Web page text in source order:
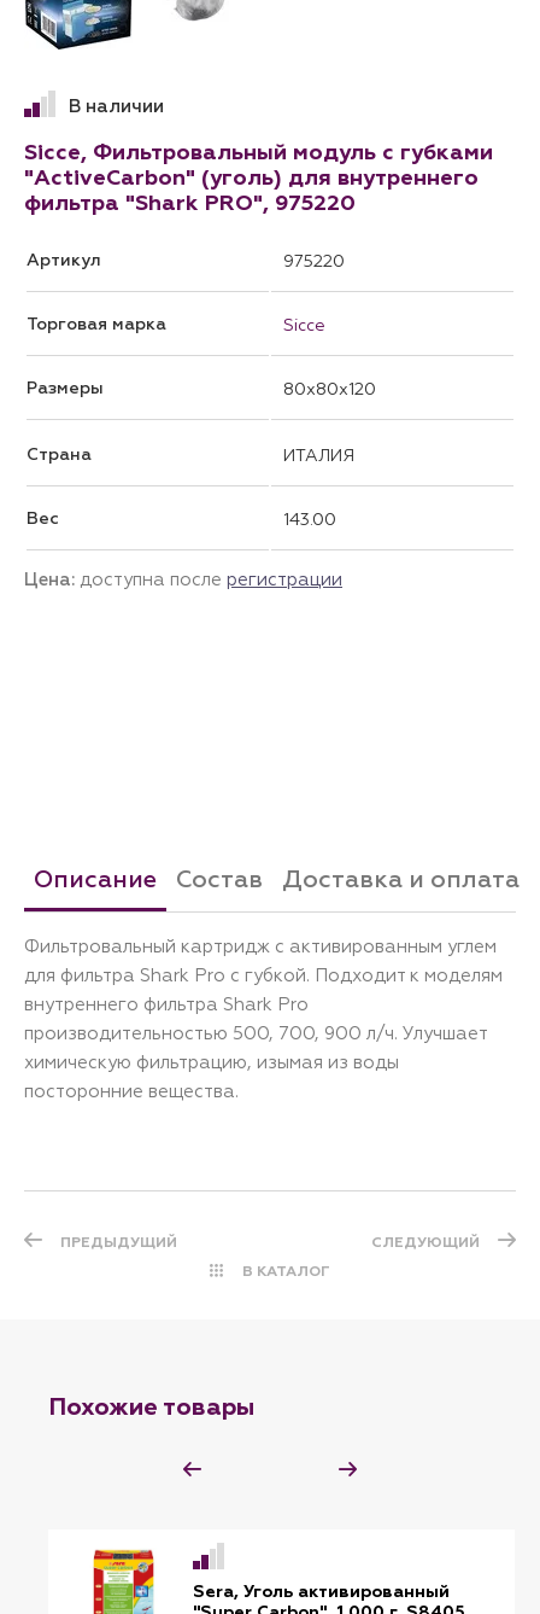
В наличии
Sicce, Фильтровальный модуль с губками
"ActiveCarbon" (уголь) для внутреннего
фильтра "Shark PRO", 975220
Артикул 975220
Торговая марка Sicce
Размеры 80x80x120
Страна ИТАЛИЯ
Вес 143.00
Цена: доступна после регистрации
Описание Состав Доставка и оплата
Фильтровальный картридж с активированным углем
для фильтра Shark Pro с губкой. Подходит к моделям
внутреннего фильтра Shark Pro
производительностью 500, 700, 900 л/ч. Улучшает
химическую фильтрацию, изымая из воды
посторонние вещества.
ПРЕДЫДУЩИЙ
В КАТАЛОГ
СЛЕДУЮЩИЙ
Похожие товары
Sera, Уголь активированный